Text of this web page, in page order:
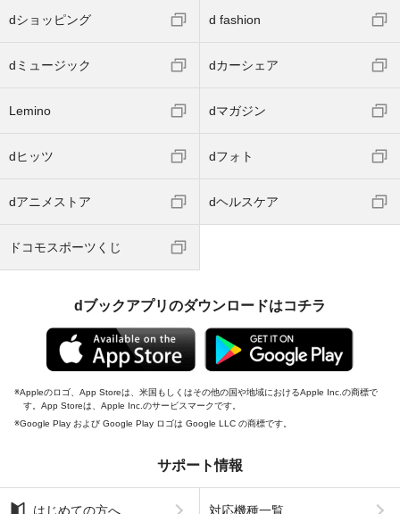
dショッピング d fashion
dミュージック dカーシェア
Lemino dマガジン
dヒッツ dフォト
dアニメストア dヘルスケア
ドコモスポーツくじ
dブックアプリのダウンロードはコチラ
Appleのロゴ、App Storeは、米国もしくはその他の国や地域におけるApple Inc.の商標で
す。App Storeは、Apple Inc.のサービスマークです。
Google Play および Google Play ロゴは Google LLC の商標です。
サポート情報
はじめての方へ 対応機種一覧